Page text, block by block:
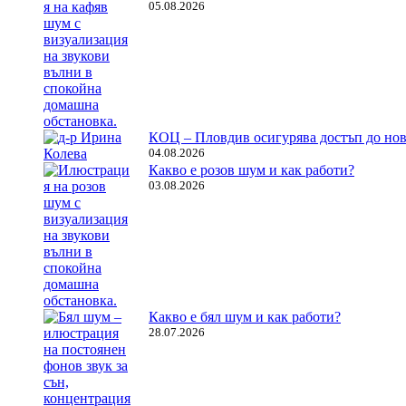
05.08.2026
КОЦ – Пловдив осигурява достъп до
04.08.2026
Какво е розов шум и как работи?
03.08.2026
Какво е бял шум и как работи?
28.07.2026